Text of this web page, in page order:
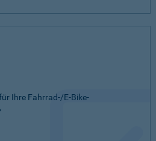
Ihre Fahrrad-/E-Bike-